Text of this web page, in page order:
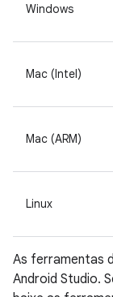
Windows
Mac (Intel)
Mac (ARM)
Linux
As ferramentas
Android Studio.